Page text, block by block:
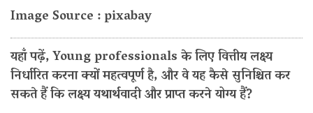
Image Source : pixabay
यहाँ पढ़ें, Young professionals के लिए वित्तीय लक्ष्य
निर्धारित करना क्यों महत्वपूर्ण है, और वे यह कैसे सुनिश्चित कर
सकते हैं कि लक्ष्य यथार्थवादी और प्राप्त करने योग्य हैं?